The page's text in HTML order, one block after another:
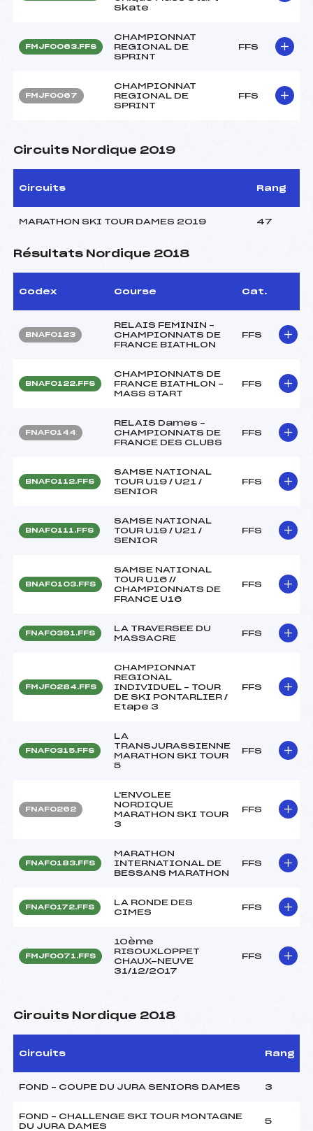
Skate
FMJF0063.FFS
CHAMPIONNAT
REGIONAL DE
SPRINT
FFS
FMJF0067
CHAMPIONNAT
REGIONAL DE
SPRINT
FFS
Circuits Nordique 2019
Circuits Rang
MARATHON SKI TOUR DAMES 2019 47
Résultats Nordique 2018
Codex Course Cat.
BNAF0123
RELAIS FEMININ –
CHAMPIONNATS DE
FRANCE BIATHLON
FFS
BNAF0122.FFS
CHAMPIONNATS DE
FRANCE BIATHLON –
MASS START
FFS
FNAF0144
RELAIS Dames –
CHAMPIONNATS DE
FRANCE DES CLUBS
FFS
BNAF0112.FFS
SAMSE NATIONAL
TOUR U19 / U21 /
SENIOR
FFS
BNAF0111.FFS
SAMSE NATIONAL
TOUR U19 / U21 /
SENIOR
FFS
BNAF0103.FFS
SAMSE NATIONAL
TOUR U16 //
CHAMPIONNATS DE
FRANCE U16
FFS
FNAF0391.FFS
LA TRAVERSEE DU
MASSACRE
FFS
FMJF0284.FFS
CHAMPIONNAT
REGIONAL
INDIVIDUEL – TOUR
DE SKI PONTARLIER /
Etape 3
FFS
FNAF0315.FFS
LA
TRANSJURASSIENNE
MARATHON SKI TOUR
5
FFS
FNAF0262
L'ENVOLEE
NORDIQUE
MARATHON SKI TOUR
3
FFS
FNAF0183.FFS
MARATHON
INTERNATIONAL DE
BESSANS MARATHON
FFS
FNAF0172.FFS
LA RONDE DES
CIMES
FFS
FMJF0071.FFS
10ème
RISOUXLOPPET
CHAUX-NEUVE
31/12/2017
FFS
Circuits Nordique 2018
Circuits Rang
FOND – COUPE DU JURA SENIORS DAMES 3
FOND – CHALLENGE SKI TOUR MONTAGNE
DU JURA DAMES
5